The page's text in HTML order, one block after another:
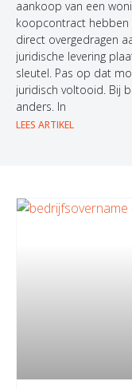
aankoop van een
koopcontract hebben
direct overgedragen
juridische levering
sleutel. Pas op dat
juridisch voltooid. Bij
anders. In
LEES ARTIKEL